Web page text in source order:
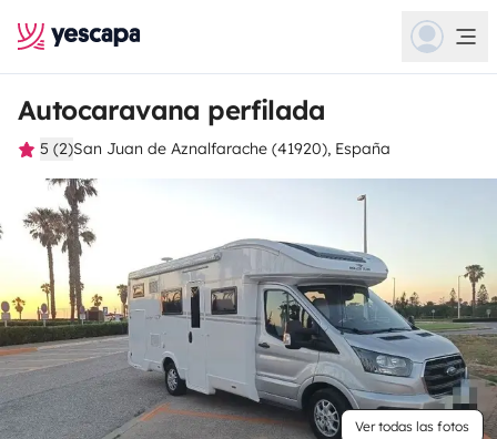
Autocaravana perfilada
5 (2)San Juan de Aznalfarache (41920), España
Ver todas las fotos